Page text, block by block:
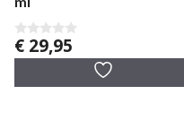
0
v
€ 29,95